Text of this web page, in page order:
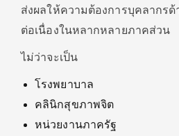
ส่งผลให้ความต้องการบุคลากร
ต่อเนื่องในหลากหลายภาคส่วน
ไม่ว่าจะเป็น
โรงพยาบาล
คลินิกสุขภาพจิต
หน่วยงานภาครัฐ